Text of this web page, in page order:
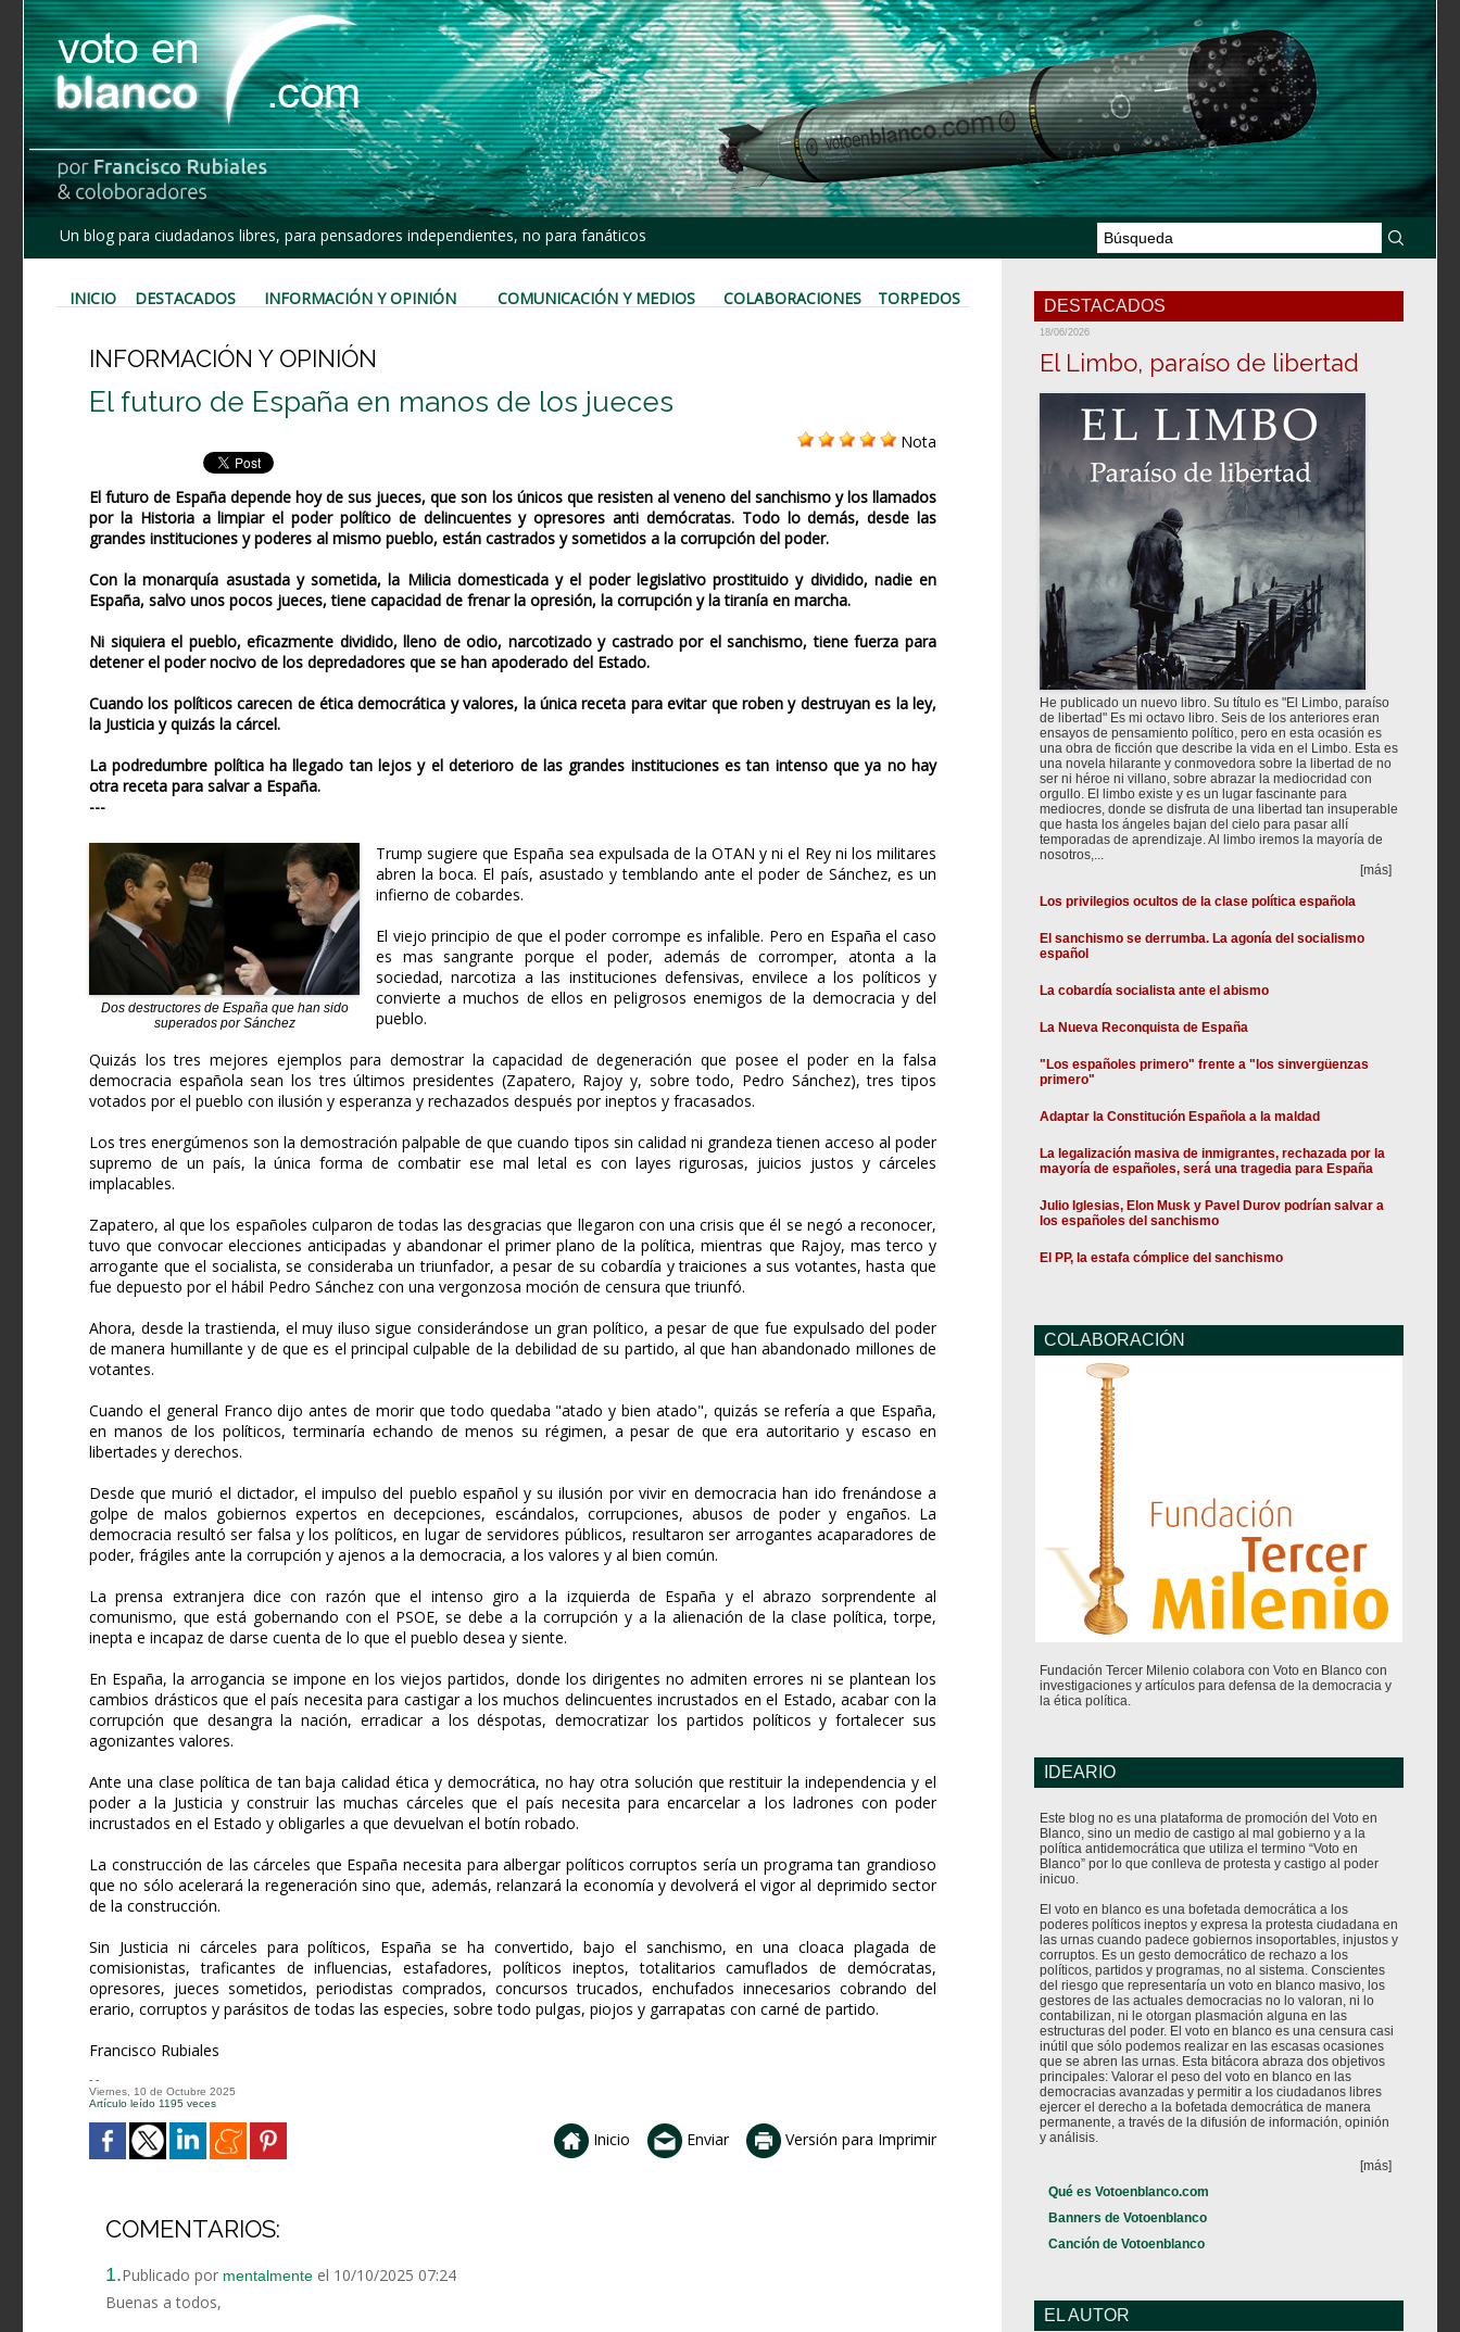
Un blog para ciudadanos libres, para pensadores independientes, no para fanáticos
INICIO DESTACADOS INFORMACIÓN Y OPINIÓN COMUNICACIÓN Y MEDIOS COLABORACIONES TORPEDOS
INFORMACIÓN Y OPINIÓN
El futuro de España en manos de los jueces
Nota
El futuro de España depende hoy de sus jueces, que son los únicos que resisten al veneno del sanchismo y los llamados
por la Historia a limpiar el poder político de delincuentes y opresores anti demócratas. Todo lo demás, desde las
grandes instituciones y poderes al mismo pueblo, están castrados y sometidos a la corrupción del poder.
Con la monarquía asustada y sometida, la Milicia domesticada y el poder legislativo prostituido y dividido, nadie en
España, salvo unos pocos jueces, tiene capacidad de frenar la opresión, la corrupción y la tiranía en marcha.
Ni siquiera el pueblo, eficazmente dividido, lleno de odio, narcotizado y castrado por el sanchismo, tiene fuerza para
detener el poder nocivo de los depredadores que se han apoderado del Estado.
Cuando los políticos carecen de ética democrática y valores, la única receta para evitar que roben y destruyan es la ley,
la Justicia y quizás la cárcel.
La podredumbre política ha llegado tan lejos y el deterioro de las grandes instituciones es tan intenso que ya no hay
otra receta para salvar a España.
---
Dos destructores de España que han sido
superados por Sánchez
Trump sugiere que España sea expulsada de la OTAN y ni el Rey ni los militares
abren la boca. El país, asustado y temblando ante el poder de Sánchez, es un
infierno de cobardes.
El viejo principio de que el poder corrompe es infalible. Pero en España el caso
es mas sangrante porque el poder, además de corromper, atonta a la
sociedad, narcotiza a las instituciones defensivas, envilece a los políticos y
convierte a muchos de ellos en peligrosos enemigos de la democracia y del
pueblo.
Quizás los tres mejores ejemplos para demostrar la capacidad de degeneración que posee el poder en la falsa
democracia española sean los tres últimos presidentes (Zapatero, Rajoy y, sobre todo, Pedro Sánchez), tres tipos
votados por el pueblo con ilusión y esperanza y rechazados después por ineptos y fracasados.
Los tres energúmenos son la demostración palpable de que cuando tipos sin calidad ni grandeza tienen acceso al poder
supremo de un país, la única forma de combatir ese mal letal es con layes rigurosas, juicios justos y cárceles
implacables.
Zapatero, al que los españoles culparon de todas las desgracias que llegaron con una crisis que él se negó a reconocer,
tuvo que convocar elecciones anticipadas y abandonar el primer plano de la política, mientras que Rajoy, mas terco y
arrogante que el socialista, se consideraba un triunfador, a pesar de su cobardía y traiciones a sus votantes, hasta que
fue depuesto por el hábil Pedro Sánchez con una vergonzosa moción de censura que triunfó.
Ahora, desde la trastienda, el muy iluso sigue considerándose un gran político, a pesar de que fue expulsado del poder
de manera humillante y de que es el principal culpable de la debilidad de su partido, al que han abandonado millones de
votantes.
Cuando el general Franco dijo antes de morir que todo quedaba "atado y bien atado", quizás se refería a que España,
en manos de los políticos, terminaría echando de menos su régimen, a pesar de que era autoritario y escaso en
libertades y derechos.
Desde que murió el dictador, el impulso del pueblo español y su ilusión por vivir en democracia han ido frenándose a
golpe de malos gobiernos expertos en decepciones, escándalos, corrupciones, abusos de poder y engaños. La
democracia resultó ser falsa y los políticos, en lugar de servidores públicos, resultaron ser arrogantes acaparadores de
poder, frágiles ante la corrupción y ajenos a la democracia, a los valores y al bien común.
La prensa extranjera dice con razón que el intenso giro a la izquierda de España y el abrazo sorprendente al
comunismo, que está gobernando con el PSOE, se debe a la corrupción y a la alienación de la clase política, torpe,
inepta e incapaz de darse cuenta de lo que el pueblo desea y siente.
En España, la arrogancia se impone en los viejos partidos, donde los dirigentes no admiten errores ni se plantean los
cambios drásticos que el país necesita para castigar a los muchos delincuentes incrustados en el Estado, acabar con la
corrupción que desangra la nación, erradicar a los déspotas, democratizar los partidos políticos y fortalecer sus
agonizantes valores.
Ante una clase política de tan baja calidad ética y democrática, no hay otra solución que restituir la independencia y el
poder a la Justicia y construir las muchas cárceles que el país necesita para encarcelar a los ladrones con poder
incrustados en el Estado y obligarles a que devuelvan el botín robado.
La construcción de las cárceles que España necesita para albergar políticos corruptos sería un programa tan grandioso
que no sólo acelerará la regeneración sino que, además, relanzará la economía y devolverá el vigor al deprimido sector
de la construcción.
Sin Justicia ni cárceles para políticos, España se ha convertido, bajo el sanchismo, en una cloaca plagada de
comisionistas, traficantes de influencias, estafadores, políticos ineptos, totalitarios camuflados de demócratas,
opresores, jueces sometidos, periodistas comprados, concursos trucados, enchufados innecesarios cobrando del
erario, corruptos y parásitos de todas las especies, sobre todo pulgas, piojos y garrapatas con carné de partido.
Francisco Rubiales
- -
Viernes, 10 de Octubre 2025
Artículo leído 1195 veces
Inicio Enviar Versión para Imprimir
COMENTARIOS:
1.Publicado por mentalmente el 10/10/2025 07:24
Buenas a todos,
DESTACADOS
18/06/2026
El Limbo, paraíso de libertad
He publicado un nuevo libro. Su título es "El Limbo, paraíso
de libertad" Es mi octavo libro. Seis de los anteriores eran
ensayos de pensamiento político, pero en esta ocasión es
una obra de ficción que describe la vida en el Limbo. Esta es
una novela hilarante y conmovedora sobre la libertad de no
ser ni héroe ni villano, sobre abrazar la mediocridad con
orgullo. El limbo existe y es un lugar fascinante para
mediocres, donde se disfruta de una libertad tan insuperable
que hasta los ángeles bajan del cielo para pasar allí
temporadas de aprendizaje. Al limbo iremos la mayoría de
nosotros,...
[más]
Los privilegios ocultos de la clase política española
El sanchismo se derrumba. La agonía del socialismo
español
La cobardía socialista ante el abismo
La Nueva Reconquista de España
"Los españoles primero" frente a "los sinvergüenzas
primero"
Adaptar la Constitución Española a la maldad
La legalización masiva de inmigrantes, rechazada por la
mayoría de españoles, será una tragedia para España
Julio Iglesias, Elon Musk y Pavel Durov podrían salvar a
los españoles del sanchismo
El PP, la estafa cómplice del sanchismo
COLABORACIÓN
Fundación Tercer Milenio colabora con Voto en Blanco con
investigaciones y artículos para defensa de la democracia y
la ética política.
IDEARIO
Este blog no es una plataforma de promoción del Voto en
Blanco, sino un medio de castigo al mal gobierno y a la
política antidemocrática que utiliza el termino “Voto en
Blanco” por lo que conlleva de protesta y castigo al poder
inicuo.
El voto en blanco es una bofetada democrática a los
poderes políticos ineptos y expresa la protesta ciudadana en
las urnas cuando padece gobiernos insoportables, injustos y
corruptos. Es un gesto democrático de rechazo a los
políticos, partidos y programas, no al sistema. Conscientes
del riesgo que representaría un voto en blanco masivo, los
gestores de las actuales democracias no lo valoran, ni lo
contabilizan, ni le otorgan plasmación alguna en las
estructuras del poder. El voto en blanco es una censura casi
inútil que sólo podemos realizar en las escasas ocasiones
que se abren las urnas. Esta bitácora abraza dos objetivos
principales: Valorar el peso del voto en blanco en las
democracias avanzadas y permitir a los ciudadanos libres
ejercer el derecho a la bofetada democrática de manera
permanente, a través de la difusión de información, opinión
y análisis.
[más]
Qué es Votoenblanco.com
Banners de Votoenblanco
Canción de Votoenblanco
EL AUTOR